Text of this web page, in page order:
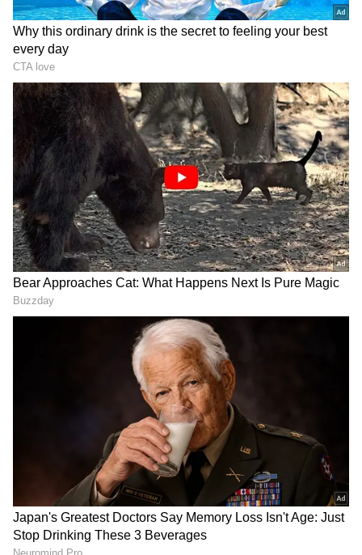
2
6
Image Credit : Getty
ఫిర్యాదుకు కారణం ఏంటి?
ప్రకాశ్ రాజ్‌పై కేసు పెట్టడానికి ఆయన చేసిన వ్యాఖ్యలే
కారణం. ఇటీవల కేరళ సాహిత్య ఉత్సవంలో రాముడు,
లక్ష్మణుడు, రామాయణంపై ఆయన చేసిన కామెంట్స్
వివాదానికి దారితీశాయి. రాముడు, లక్ష్మణుడు ఉత్తర
భారతీయులని, వాళ్లు దక్షిణంపై దాడి చేశారని అన్నారు.
దక్షిణాదికి వచ్చి రావణుడి తోటలోని పండ్లు దొంగిలించారని
ఓ కథ అల్లారు. రామాయణాన్ని హాస్యాస్పదంగా
చిత్రీకరించారు. ఈ వ్యాఖ్యలపైనే కోర్టులో కేసు వేశారు.